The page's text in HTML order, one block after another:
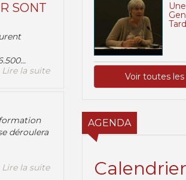
SONT
Lire la suite
déroulera
Lire la suite
Voir toutes les
AGENDA
Calendrier